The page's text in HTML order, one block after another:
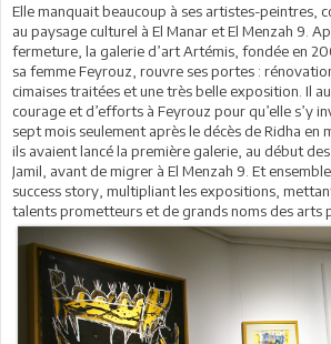
Elle manquait beaucoup à ses artistes-peintres,
au paysage culturel à El Manar et El Menzah 9.
fermeture, la galerie d’art Artémis, fondée en
sa femme Feyrouz, rouvre ses portes :
cimaises traitées et une très belle exposition. Il
courage et d’efforts à Feyrouz pour qu’elle s’y
sept mois seulement après le décès de Ridha en
ils avaient lancé la première galerie, au début
Jamil, avant de migrer à El Menzah 9. Et
success story, multipliant les expositions,
talents prometteurs et de grands noms des arts